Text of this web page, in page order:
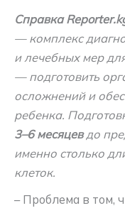
Справка
— комплекс
и лечебных мер
— подготовить
осложнений и
ребенка.
3–6 месяцевдо
именно столько
клеток.
– Проблема в том,